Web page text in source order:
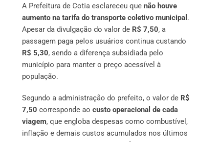
A Prefeitura de Cotia esclareceu que não houve
aumento na tarifa do transporte coletivo municipal .
Apesar da divulgação do valor de R$ 7,50, a
passagem paga pelos usuários continua custando
R$ 5,30, sendo a diferença subsidiada pelo
município para manter o preço acessível à
população.
Segundo a administração do prefeito, o valor de R$
7,50 corresponde ao custo operacional de cada
viagem, que engloba despesas como combustível,
inflação e demais custos acumulados nos últimos